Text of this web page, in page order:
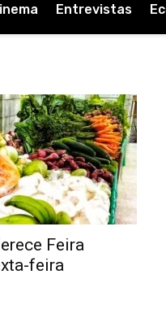
Entrevistas
Feira
feira